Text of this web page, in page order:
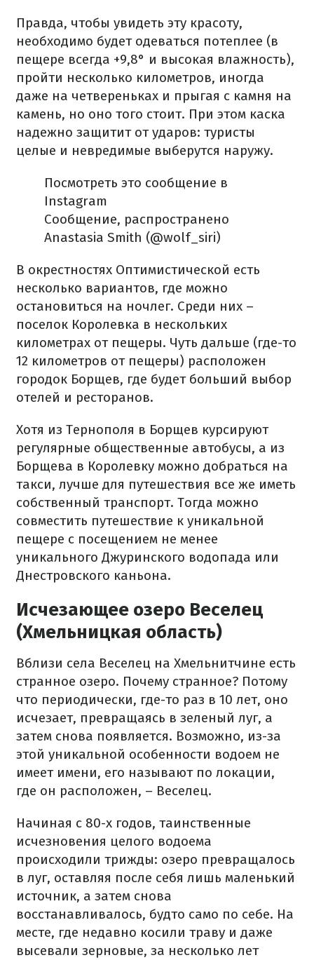
Правда, чтобы увидеть эту красоту,
необходимо будет одеваться потеплее (в
пещере всегда +9,8° и высокая влажность),
пройти несколько километров, иногда
даже на четвереньках и прыгая с камня на
камень, но оно того стоит. При этом каска
надежно защитит от ударов: туристы
целые и невредимые выберутся наружу.
Посмотреть это сообщение в
Instagram
Сообщение, распространено
Anastasia Smith (@wolf_siri)
В окрестностях Оптимистической есть
несколько вариантов, где можно
остановиться на ночлег. Среди них –
поселок Королевка в нескольких
километрах от пещеры. Чуть дальше (где-то
12 километров от пещеры) расположен
городок Борщев, где будет больший выбор
отелей и ресторанов.
Хотя из Тернополя в Борщев курсируют
регулярные общественные автобусы, а из
Борщева в Королевку можно добраться на
такси, лучше для путешествия все же иметь
собственный транспорт. Тогда можно
совместить путешествие к уникальной
пещере с посещением не менее
уникального Джуринского водопада или
Днестровского каньона.
Исчезающее озеро Веселец
(Хмельницкая область)
Вблизи села Веселец на Хмельнитчине есть
странное озеро. Почему странное? Потому
что периодически, где-то раз в 10 лет, оно
исчезает, превращаясь в зеленый луг, а
затем снова появляется. Возможно, из-за
этой уникальной особенности водоем не
имеет имени, его называют по локации,
где он расположен, – Веселец.
Начиная с 80-х годов, таинственные
исчезновения целого водоема
происходили трижды: озеро превращалось
в луг, оставляя после себя лишь маленький
источник, а затем снова
восстанавливалось, будто само по себе. На
месте, где недавно косили траву и даже
высевали зерновые, за несколько лет